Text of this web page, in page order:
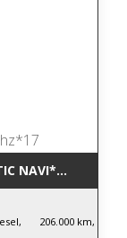
BENZ C 250 T CDI 4MATIC
206.000 km,